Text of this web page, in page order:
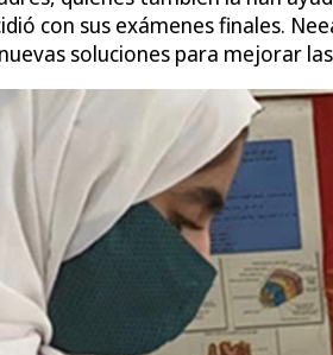
con sus exámenes finales.
soluciones para mejorar